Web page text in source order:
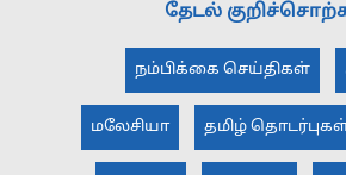
தேடல்
நம்பிக்கை செய்திகள்
மலேசியா தமிழ்